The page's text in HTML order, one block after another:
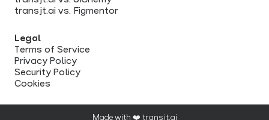
transjt.ai vs. Figmentor
Legal
Terms of Service
Privacy Policy
Security Policy
Cookies
Made with ❤️ transjt.ai